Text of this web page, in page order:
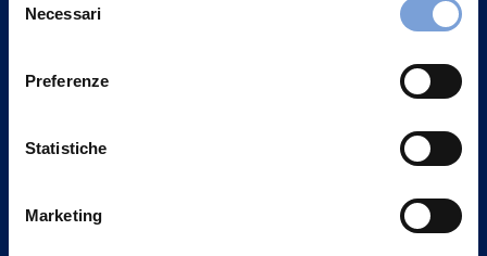
può trovare nel footer del sito nella sezione "Informativa
delNecessari
Preferenze
Statistiche
Marketing